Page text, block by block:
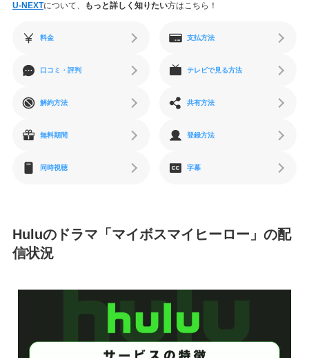
U-NEXTについて、 もっと詳しく知りたい方はこちら！
料金 支払方法
口コミ・評判 テレビで見る方法
解約方法 共有方法
無料期間 登録方法
同時視聴 字幕
Huluのドラマ「マイボスマイヒーロー」の配
信状況